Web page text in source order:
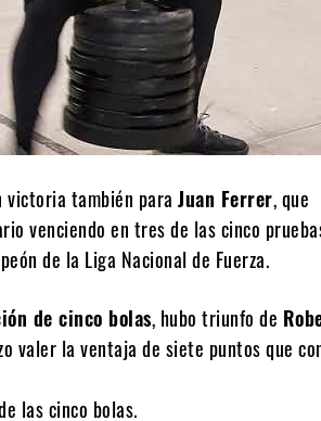
victoria también para Juan Ferrer, que
venciendo en tres de las cinco
de la Liga Nacional de Fuerza.
de cinco bolas, hubo triunfo de
valer la ventaja de siete puntos que
las cinco bolas.